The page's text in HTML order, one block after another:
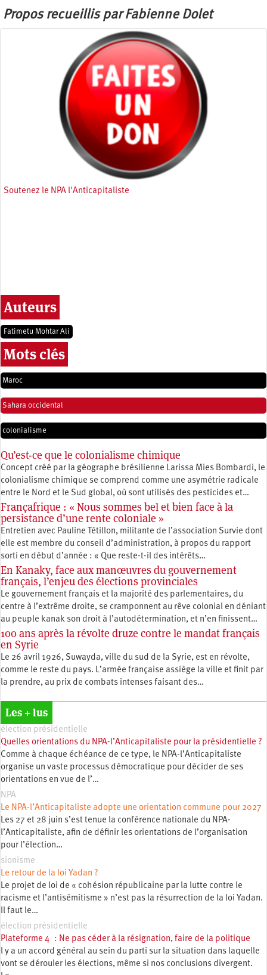
Propos recueillis par Fabienne Dolet
Soutenez le NPA l'Anticapitaliste
Auteurs
Fatimetu Mohtar Ali
Mots clés
Maroc
Sahara occidental
colonialisme
Qu’est-ce que le colonialisme chimique
Concept créé par la géographe brésilienne Larissa Mies Bombardi, le
colonialisme chimique se comprend comme une asymétrie radicale
entre le Nord et le Sud global, où sont utilisés des pesticides et…
Françafrique : « Nous sommes bel et bien face à la
persistance d’une rente coloniale »
Entretien avec Pauline Tétillon, militante de l’association Survie dont
elle est membre du conseil d’administration, à propos du rapport
sorti en début d’année : « Que reste-t-il des intérêts…
En Kanaky, face aux manœuvres du gouvernement
français, l’enjeu des élections provinciales
Le gouvernement français et la majorité des parlementaires, du
centre à l’extrême droite, se cramponnent au rêve colonial en déniant
au peuple kanak son droit à l’autodétermination, et n’en finissent…
100 ans après la révolte druze contre le mandat français
en Syrie
Le 26 avril 1926, Suwayda, ville du sud de la Syrie, est en révolte,
comme le reste du pays. L’armée française assiège la ville et finit par
la prendre, au prix de combats intenses faisant des…
Les + lus
élection présidentielle
Quelles orientations du NPA-l’Anticapitaliste pour la présidentielle ?
Comme à chaque échéance de ce type, le NPA-l’Anticapitaliste
organise un vaste processus démocratique pour décider de ses
orientations en vue de l’…
NPA
Le NPA-l’Anticapitaliste adopte une orientation commune pour 2027
Les 27 et 28 juin s’est tenue la conférence nationale du NPA-
l’Anticapitaliste, afin de définir les orientations de l’organisation
pour l’élection…
sionisme
Le retour de la loi Yadan ?
Le projet de loi de « cohésion républicaine par la lutte contre le
racisme et l’antisémitisme » n’est pas la résurrection de la loi Yadan.
Il faut le…
élection présidentielle
Plateforme 4 : Ne pas céder à la résignation, faire de la politique
l y a un accord général au sein du parti sur la situation dans laquelle
vont se dérouler les élections, même si nos conclusions divergent.